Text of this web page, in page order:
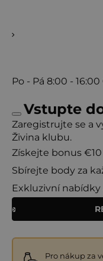
Po - Pá 8:00 - 16:00
Vstupte
Zaregistrujte se a
Živina klubu.
Získejte bonus €10
Sbírejte body za
Exkluzivní nabídky
Pro nákup za